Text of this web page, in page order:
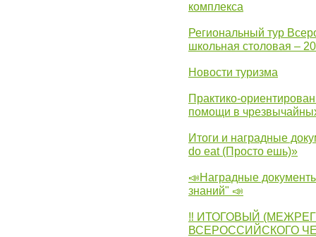
комплекса
Региональный тур
школьная столовая –
Новости туризма
Практико-
помощи в
Итоги и наградные
do eat (Просто ешь)»
📣Наградные
знаний" 📣
‼ ИТОГОВЫЙ
ВСЕРОССИЙСКОГО